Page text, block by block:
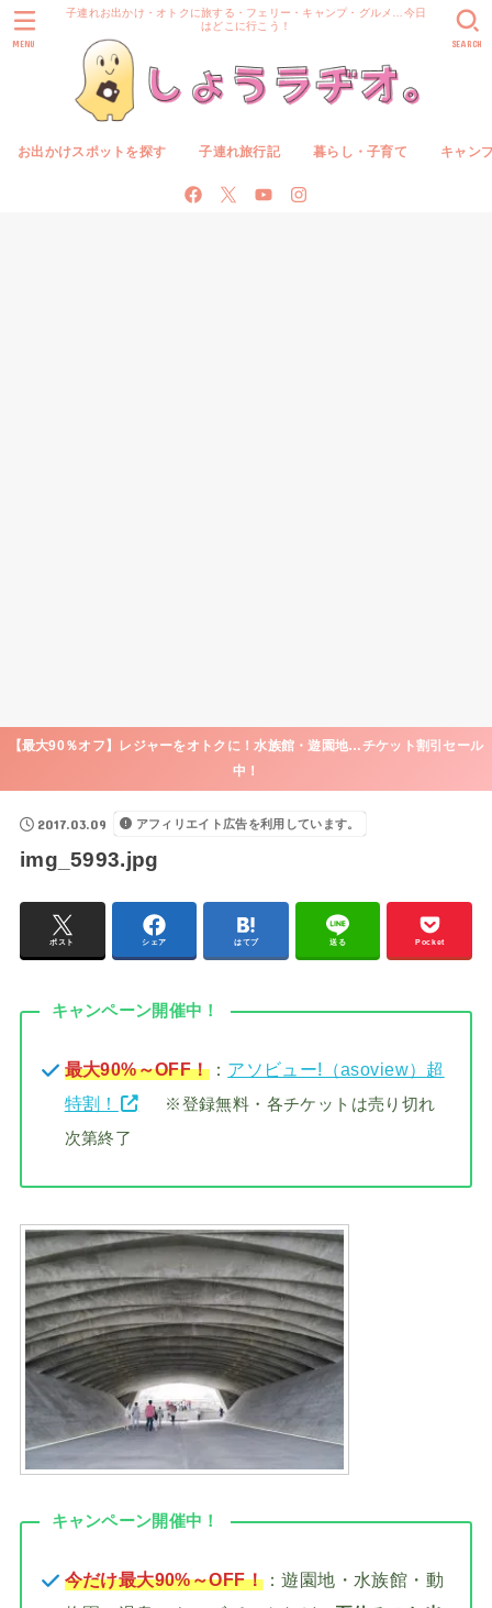
子連れお出かけ・オトクに旅する・フェリー・キャンプ・グルメ…今日
はどこに行こう！
お出かけスポットを探す 子連れ旅行記 暮らし・子育て キャン
SEARCH
MENU
【最大90％オフ】レジャーをオトクに！水族館・遊園地…チケット割引セール
中！
2017.03.09 アフィリエイト広告を利用しています。
img_5993.jpg
ポスト シェア はてブ 送る Pocket
キャンペーン開催中！
最大90%～OFF！： アソビュー!（asoview）超
特割！
※登録無料・各チケットは売り切れ
次第終了
キャンペーン開催中！
今だけ最大90%～OFF！：遊園地・水族館・動